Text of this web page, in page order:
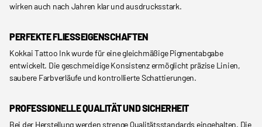
wirken auch nach Jahren klar und ausdrucksstark.
PERFEKTE FLIESSEIGENSCHAFTEN
Kokkai Tattoo Ink wurde für eine gleichmäßige Pigmentabgabe
entwickelt. Die geschmeidige Konsistenz ermöglicht präzise Linien,
saubere Farbverläufe und kontrollierte Schattierungen.
PROFESSIONELLE QUALITÄT UND SICHERHEIT
Bei der Herstellung werden strenge Qualitätsstandards eingehalten. Die